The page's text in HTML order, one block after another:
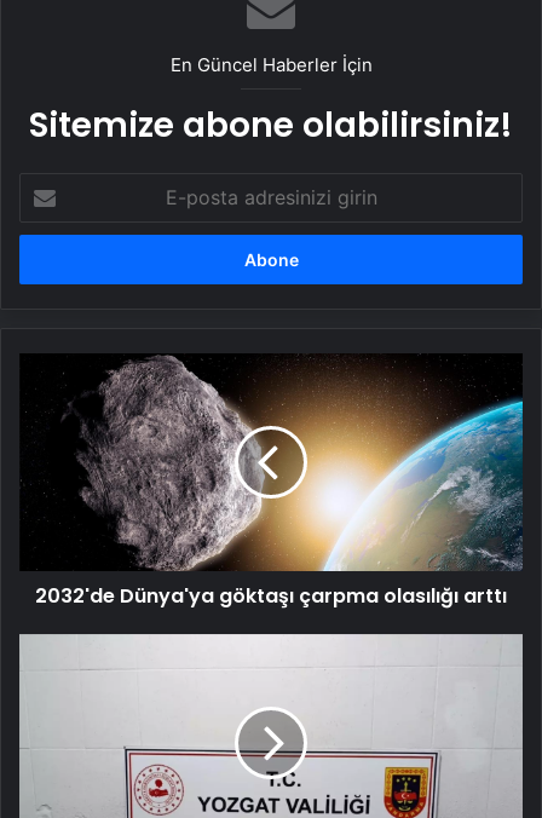
UETDS Nedir ? Uetds.com İle Akıllı Dijital
En Güncel Haberler İçin
Sitemize abone olabilirsiniz!
posta
adresinizi
Dünya'ya
göktaşı
çarpma
arttı
2032'de Dünya'ya göktaşı çarpma olasılığı arttı